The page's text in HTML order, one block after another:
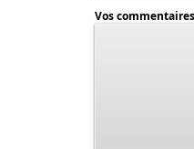
Vos